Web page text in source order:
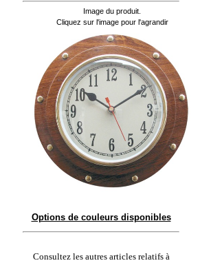
Image du produit.
Cliquez sur l'image pour l'agrandir
Options de couleurs disponibles
Consultez les autres articles relatifs à